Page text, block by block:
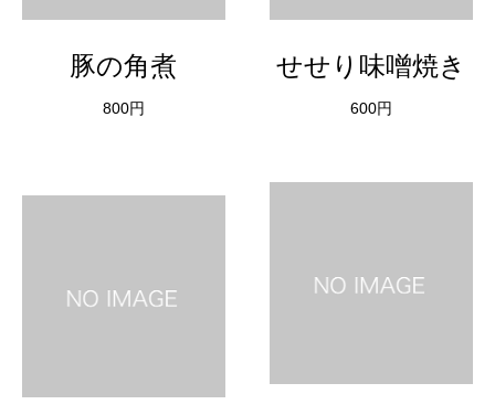
豚の角煮
800円
せせり味噌焼き
600円